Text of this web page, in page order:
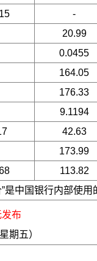
-
20.99
0.0455
164.05
176.33
9.1194
42.63
173.99
113.82
是中国银行内部使用
发布
期五）